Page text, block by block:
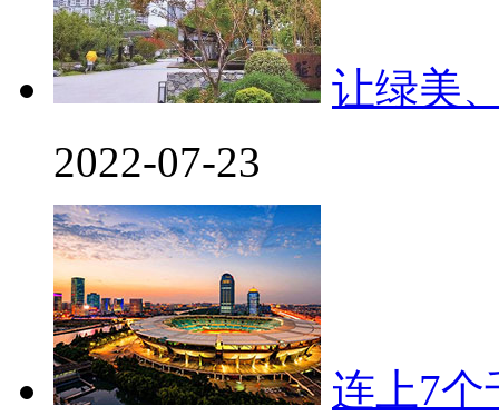
让绿美
2022-07-23
连上7